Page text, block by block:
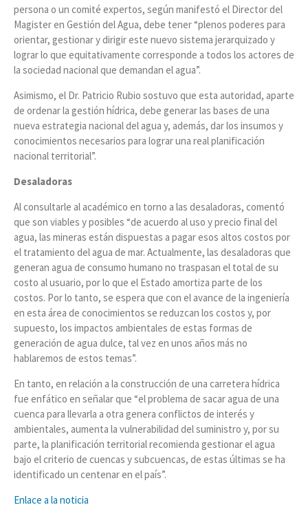
persona o un comité expertos, según manifestó el Director del
Magister en Gestión del Agua, debe tener “plenos poderes para
orientar, gestionar y dirigir este nuevo sistema jerarquizado y
lograr lo que equitativamente corresponde a todos los actores de
la sociedad nacional que demandan el agua”.
Asimismo, el Dr. Patricio Rubio sostuvo que esta autoridad, aparte
de ordenar la gestión hídrica, debe generar las bases de una
nueva estrategia nacional del agua y, además, dar los insumos y
conocimientos necesarios para lograr una real planificación
nacional territorial”.
Desaladoras
Al consultarle al académico en torno a las desaladoras, comentó
que son viables y posibles “de acuerdo al uso y precio final del
agua, las mineras están dispuestas a pagar esos altos costos por
el tratamiento del agua de mar. Actualmente, las desaladoras que
generan agua de consumo humano no traspasan el total de su
costo al usuario, por lo que el Estado amortiza parte de los
costos. Por lo tanto, se espera que con el avance de la ingeniería
en esta área de conocimientos se reduzcan los costos y, por
supuesto, los impactos ambientales de estas formas de
generación de agua dulce, tal vez en unos años más no
hablaremos de estos temas”.
En tanto, en relación a la construcción de una carretera hídrica
fue enfático en señalar que “el problema de sacar agua de una
cuenca para llevarla a otra genera conflictos de interés y
ambientales, aumenta la vulnerabilidad del suministro y, por su
parte, la planificación territorial recomienda gestionar el agua
bajo el criterio de cuencas y subcuencas, de estas últimas se ha
identificado un centenar en el país”.
Enlace a la noticia